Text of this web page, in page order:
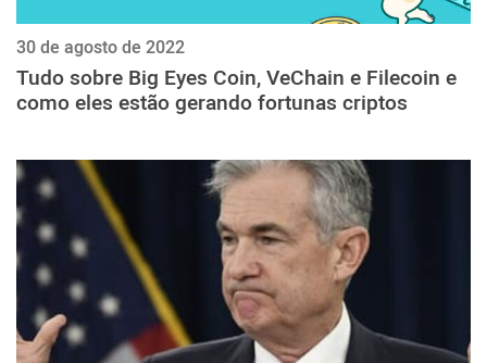
30 de agosto de 2022
Tudo sobre Big Eyes Coin, VeChain e Filecoin e
como eles estão gerando fortunas criptos